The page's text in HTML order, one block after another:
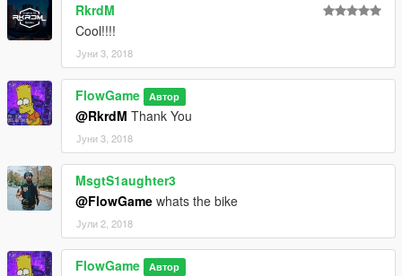
RkrdM
Cool!!!!
Јуни 3, 2018
FlowGame Автор
@RkrdM Thank You
Јуни 3, 2018
MsgtS1aughter3
@FlowGame whats the bike
Јули 2, 2018
FlowGame Автор